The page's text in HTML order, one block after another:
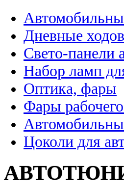
Дневные
Свето-панели
Набор ламп
Оптика, фары
Фары рабочего
Цоколи для